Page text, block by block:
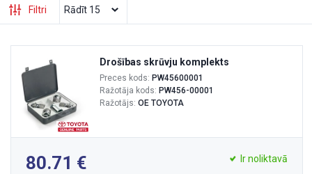
Filtri
Drošības skrūvju komplekts
Preces kods: PW45600001
Ražotāja kods: PW456-00001
Ražotājs: OE TOYOTA
80.71 Ir noliktavā